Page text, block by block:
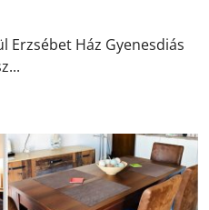
Erzsébet Ház Gyenesdiás